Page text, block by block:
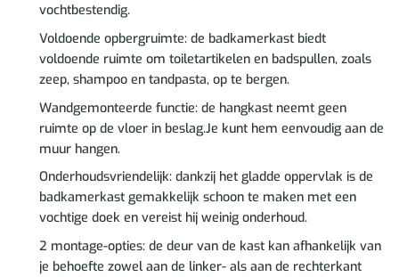
vochtbestendig.
Voldoende opbergruimte: de badkamerkast biedt
voldoende ruimte om toiletartikelen en badspullen, zoals
zeep, shampoo en tandpasta, op te bergen.
Wandgemonteerde functie: de hangkast neemt geen
ruimte op de vloer in beslag.Je kunt hem eenvoudig aan de
muur hangen.
Onderhoudsvriendelijk: dankzij het gladde oppervlak is de
badkamerkast gemakkelijk schoon te maken met een
vochtige doek en vereist hij weinig onderhoud.
2 montage-opties: de deur van de kast kan afhankelijk van
je behoefte zowel aan de linker- als aan de rechterkant